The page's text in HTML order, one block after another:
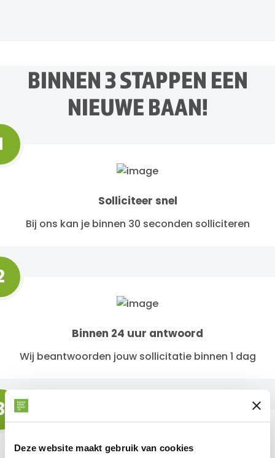
Deze website maakt gebruik van cookies
BINNEN 3 STAPPEN EEN
NIEUWE BAAN!
Solliciteer snel
Bij ons kan je binnen 30 seconden solliciteren
Binnen 24 uur antwoord
Wij beantwoorden jouw sollicitatie binnen 1 dag